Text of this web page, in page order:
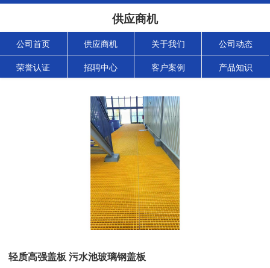
供应商机
公司首页 供应商机 关于我们 公司动态
荣誉认证 招聘中心 客户案例 产品知识
轻质高强盖板 污水池玻璃钢盖板